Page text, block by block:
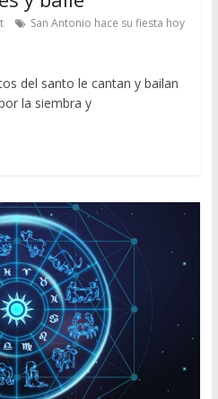
San Antonio hace su fiesta hoy
del santo le cantan y bailan
la siembra y